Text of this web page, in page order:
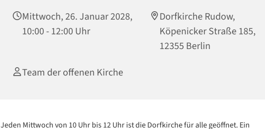
Mittwoch, 26. Januar 2028,
10:00 - 12:00 Uhr
Dorfkirche Rudow,
Köpenicker Straße 185,
12355 Berlin
Team der offenen Kirche
Jeden Mittwoch von 10 Uhr bis 12 Uhr ist die Dorfkirche für alle geöffnet. Ein